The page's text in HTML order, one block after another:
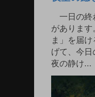
一日の終
がありま
ま」を届
げて、今
夜の静け...